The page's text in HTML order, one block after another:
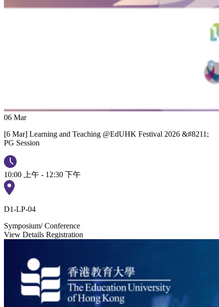
06 Mar
[6 Mar] Learning and Teaching @EdUHK Festival 2026 &#8211;
PG Session
10:00 上午 - 12:30 下午
D1-LP-04
Symposium/ Conference
View Details Registration